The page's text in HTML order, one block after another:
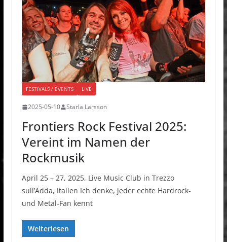
FESTIVALS / EVENTS LIVE
2025-05-10 Starla Larsson
Frontiers Rock Festival 2025:
Vereint im Namen der
Rockmusik
April 25 – 27, 2025, Live Music Club in Trezzo
sull’Adda, Italien Ich denke, jeder echte Hardrock-
und Metal-Fan kennt
Weiterlesen